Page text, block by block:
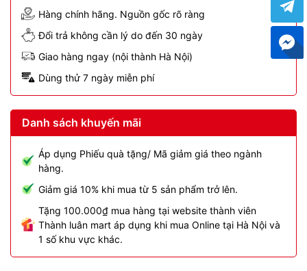
Hàng chính hãng. Nguồn gốc rõ ràng
Đổi trả không cần lý do đến 30 ngày
Giao hàng ngay (nội thành Hà Nội)
Dùng thử 7 ngày miễn phí
Danh sách khuyến mãi
Áp dụng Phiếu quà tặng/ Mã giảm giá theo ngành
hàng.
Giảm giá 10% khi mua từ 5 sản phẩm trở lên.
Tặng 100.000₫ mua hàng tại website thành viên
Thành luân mart áp dụng khi mua Online tại Hà Nội và
1 số khu vực khác.